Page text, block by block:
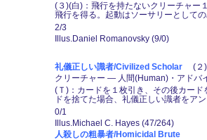
(３)(白)：飛行を持たないクリーチャー
飛行を得る。起動はソーサリーとしての
2/3
Illus.Daniel Romanovsky (9/0)
礼儀正しい識者/Civilized Scholar (２
クリーチャー ― 人間(Human)・アド
(Ｔ)：カードを１枚引き、その後カー
ドを捨てた場合、礼儀正しい識者をア
0/1
Illus.Michael C. Hayes (47/264)
人殺しの粗暴者/Homicidal Brute